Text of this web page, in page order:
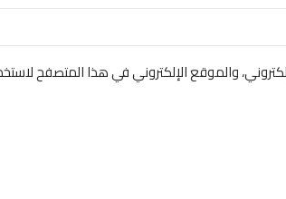
والموقع الإلكتروني في هذا المتصفح